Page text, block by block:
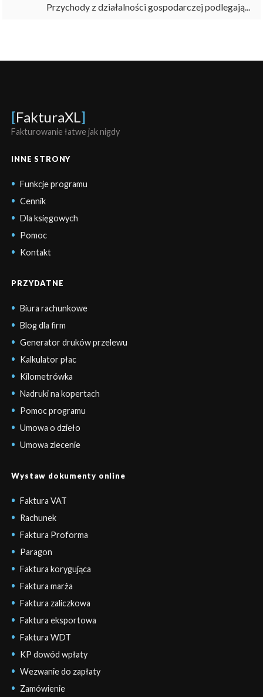
Przychody z działalności gospodarczej podlegają...
[FakturaXL]
Fakturowanie łatwe jak nigdy
INNE STRONY
Funkcje programu
Cennik
Dla księgowych
Pomoc
Kontakt
PRZYDATNE
Biura rachunkowe
Blog dla firm
Generator druków przelewu
Kalkulator płac
Kilometrówka
Nadruki na kopertach
Pomoc programu
Umowa o dzieło
Umowa zlecenie
Wystaw dokumenty online
Faktura VAT
Rachunek
Faktura Proforma
Paragon
Faktura korygująca
Faktura marża
Faktura zaliczkowa
Faktura eksportowa
Faktura WDT
KP dowód wpłaty
Wezwanie do zapłaty
Zamówienie